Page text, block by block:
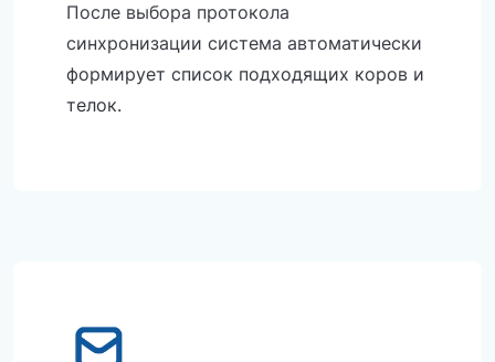
После выбора протокола
синхронизации система автоматически
формирует список подходящих коров и
телок.